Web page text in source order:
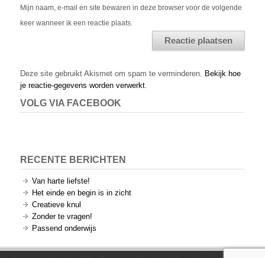
Mijn naam, e-mail en site bewaren in deze browser voor de volgende
keer wanneer ik een reactie plaats.
Deze site gebruikt Akismet om spam te verminderen. Bekijk hoe
je reactie-gegevens worden verwerkt.
VOLG VIA FACEBOOK
RECENTE BERICHTEN
Van harte liefste!
Het einde en begin is in zicht
Creatieve knul
Zonder te vragen!
Passend onderwijs